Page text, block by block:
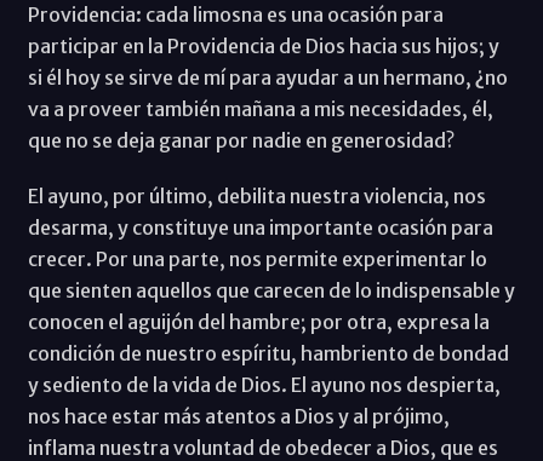
Providencia: cada limosna es una ocasión para
participar en la Providencia de Dios hacia sus hijos; y
si él hoy se sirve de mí para ayudar a un hermano, ¿no
va a proveer también mañana a mis necesidades, él,
que no se deja ganar por nadie en generosidad?
El ayuno, por último, debilita nuestra violencia, nos
desarma, y constituye una importante ocasión para
crecer. Por una parte, nos permite experimentar lo
que sienten aquellos que carecen de lo indispensable y
conocen el aguijón del hambre; por otra, expresa la
condición de nuestro espíritu, hambriento de bondad
y sediento de la vida de Dios. El ayuno nos despierta,
nos hace estar más atentos a Dios y al prójimo,
inflama nuestra voluntad de obedecer a Dios, que es